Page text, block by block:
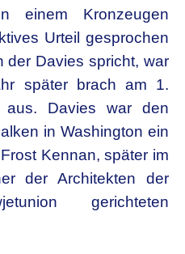
einem Kronzeugen
Urteil gesprochen
der Davies spricht, war
später brach am 1.
aus. Davies war den
in Washington ein
Kennan, später im
der Architekten der
gerichteten